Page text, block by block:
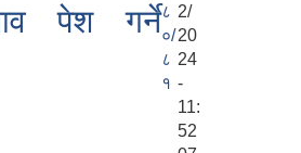
पेश गर्ने८
०/
८
१
2/
20
24
-
11:
52